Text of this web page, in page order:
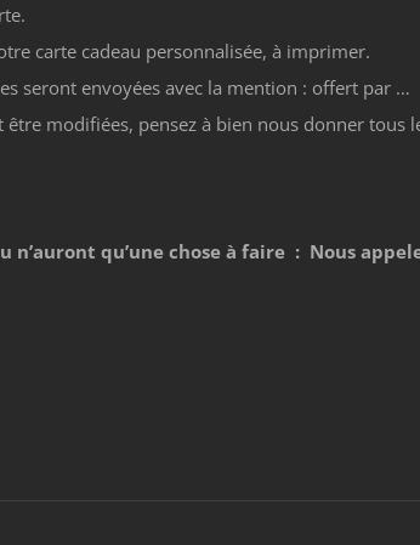
carte cadeau personnalisée, à imprimer.
seront envoyées avec la mention : offert par …
modifiées, pensez à bien nous donner tous
n’auront qu’une chose à faire : Nous